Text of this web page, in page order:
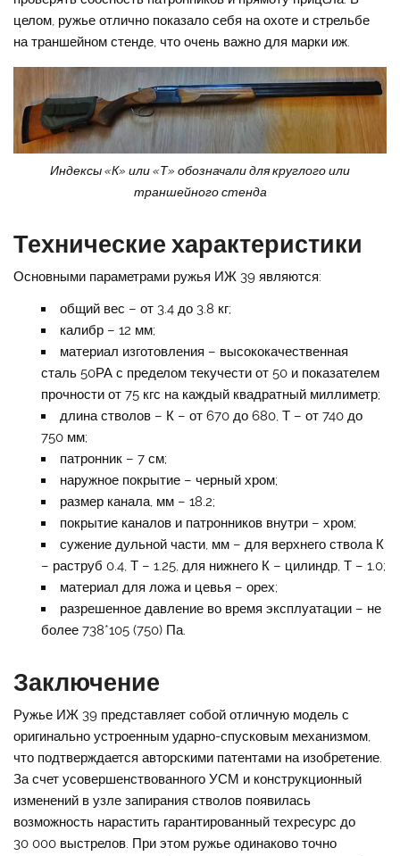
целом, ружье отлично показало себя на охоте и стрельбе
на траншейном стенде, что очень важно для марки иж.
Индексы «К» или «Т» обозначали для круглого или
траншейного стенда
Технические характеристики
Основными параметрами ружья ИЖ 39 являются:
общий вес – от 3.4 до 3.8 кг;
калибр – 12 мм;
материал изготовления – высококачественная
сталь 50РА с пределом текучести от 50 и показателем
прочности от 75 кгс на каждый квадратный миллиметр;
длина стволов – К – от 670 до 680, Т – от 740 до
750 мм;
патронник – 7 см;
наружное покрытие – черный хром;
размер канала, мм – 18.2;
покрытие каналов и патронников внутри – хром;
сужение дульной части, мм – для верхнего ствола К
– раструб 0.4, Т – 1.25, для нижнего К – цилиндр, Т – 1.0;
материал для ложа и цевья – орех;
разрешенное давление во время эксплуатации – не
более 738*105 (750) Па.
Заключение
Ружье ИЖ 39 представляет собой отличную модель с
оригинально устроенным ударно-спусковым механизмом,
что подтверждается авторскими патентами на изобретение.
За счет усовершенствованного УСМ и конструкционный
изменений в узле запирания стволов появилась
возможность нарастить гарантированный техресурс до
30 000 выстрелов. При этом ружье одинаково точно